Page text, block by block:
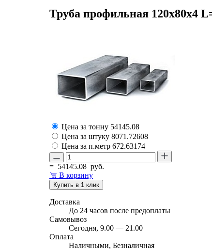
Труба профильная 120х80х4
Цена за тонну 54145.08
Цена за штуку 8071.72608
Цена за п.метр 672.63174
= 54145.08 руб.
В корзину
Купить в 1 клик
Доставка
До 24 часов после предоплаты
Самовывоз
Сегодня, 9.00 — 21.00
Оплата
Наличными, Безналичная